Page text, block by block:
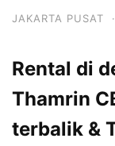
JAKARTA PUSAT ·
Rental di
Thamrin
terbalik &